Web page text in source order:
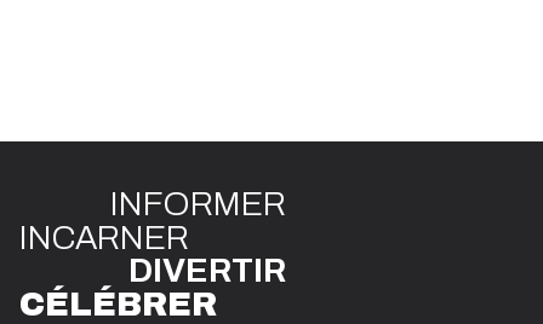
INFORMER
INCARNER
DIVERTIR
CÉLÉBRER